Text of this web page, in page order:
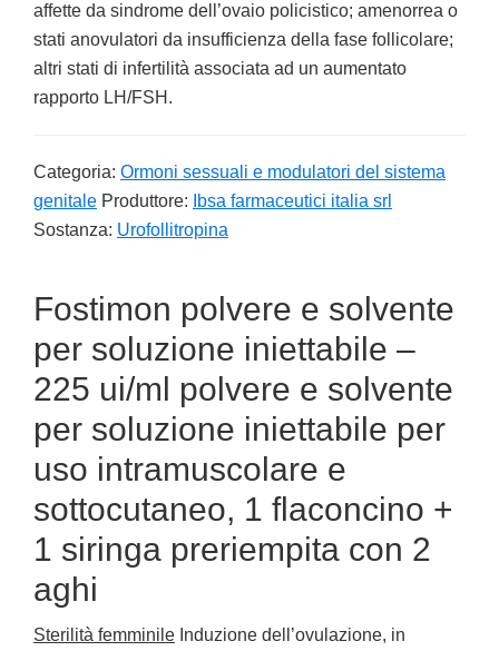
affette da sindrome dell’ovaio policistico; amenorrea o
stati anovulatori da insufficienza della fase follicolare;
altri stati di infertilità associata ad un aumentato
rapporto LH/FSH.
Categoria: Ormoni sessuali e modulatori del sistema
genitale Produttore:
Ibsa farmaceutici italia srl
Sostanza: Urofollitropina
Fostimon polvere e solvente
per soluzione iniettabile –
225 ui/ml polvere e solvente
per soluzione iniettabile per
uso intramuscolare e
sottocutaneo, 1 flaconcino +
1 siringa preriempita con 2
aghi
Sterilità femminile Induzione dell’ovulazione, in